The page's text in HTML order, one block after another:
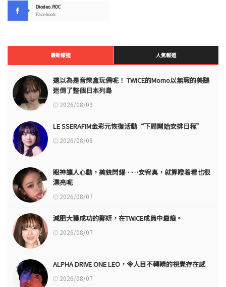
Diodeo.ROC
Facebook
最新報道 人氣報道
還以為是音樂盒玩偶呢！ TWICE的Momo以無瑕的美腿
迷倒了整個日本列島
2026/08/09
LE SSERAFIM金彩元恢復活動“下周開始安排日程”
2026/08/08
眼神讓人心動，美貌閃耀……安宥真，就算瞪着看也很
漂亮呢
2026/08/07
減肥大獲成功的鄭妍，在TWICE成員中最瘦。
2026/08/07
ALPHA DRIVE ONE LEO，令人目不轉睛的視覺存在感
2026/08/07